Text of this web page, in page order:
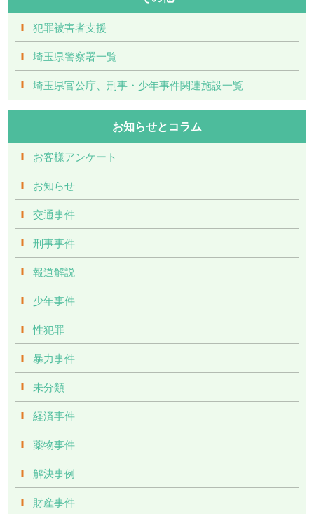
犯罪被害者支援
埼玉県警察署一覧
埼玉県官公庁、刑事・少年事件関連施設一覧
お知らせとコラム
お客様アンケート
お知らせ
交通事件
刑事事件
報道解説
少年事件
性犯罪
暴力事件
未分類
経済事件
薬物事件
解決事例
財産事件